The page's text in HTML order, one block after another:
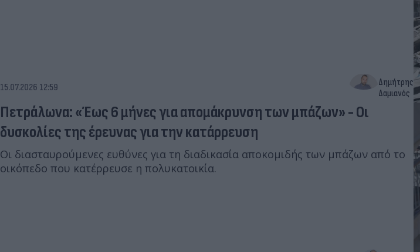
15.07.2026 12:59
Δημήτρης
Δαμιανός
Πετράλωνα: «Έως 6 μήνες για απομάκρυνση των μπάζων» - Οι
δυσκολίες της έρευνας για την κατάρρευση
Οι διασταυρούμενες ευθύνες για τη διαδικασία αποκομιδής των μπάζων από το
οικόπεδο που κατέρρευσε η πολυκατοικία.